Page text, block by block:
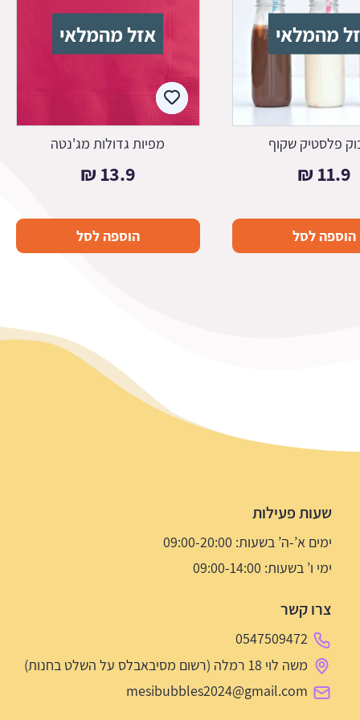
מהמלאי
פלסטיק שקוף
11.9
₪
הוספה לסל
אזל מהמלאי
מפיות גדולות מג'נטה
13.9
₪
הוספה לסל
שעות פעילות
ימים א’-ה’ בשעות: 09:00-20:00
ימי ו’ בשעות: 09:00-14:00
צרו קשר
0547509472
משה לוי 18 רמלה (רשום מסיבאבלס על השלט בחנות)
mesibubbles2024@gmail.com